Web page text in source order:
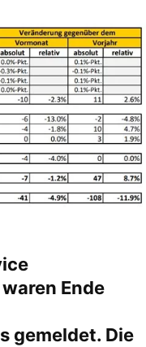
Ende
gemeldet. Die